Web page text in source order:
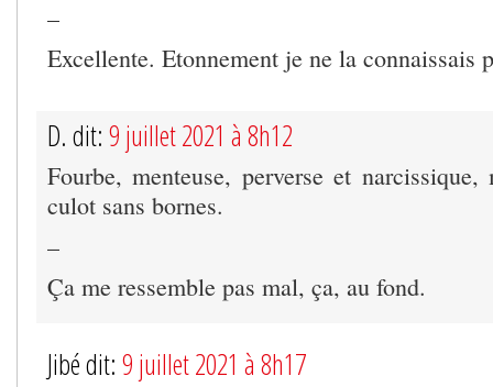
–
Excellente. Etonnement je ne la connaissais
D. dit: 9 juillet 2021 à 8h12
Fourbe, menteuse, perverse et narcissique,
culot sans bornes.
–
Ça me ressemble pas mal, ça, au fond.
Jibé dit: 9 juillet 2021 à 8h17